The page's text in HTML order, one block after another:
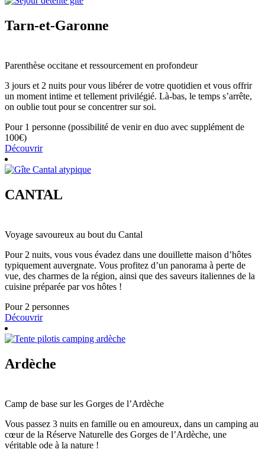
Tarn-et-Garonne
Parenthèse occitane et ressourcement en profondeur
3 jours et 2 nuits pour vous libérer de votre quotidien et vous offrir
un moment intime et tellement privilégié. Là-bas, le temps s’arrête,
on oublie tout pour se concentrer sur soi.
Pour 1 personne (possibilité de venir en duo avec supplément de
100€)
Découvrir
CANTAL
Voyage savoureux au bout du Cantal
Pour 2 nuits, vous vous évadez dans une douillette maison d’hôtes
typiquement auvergnate. Vous profitez d’un panorama à perte de
vue, des charmes de la région, ainsi que des saveurs italiennes de la
cuisine préparée par vos hôtes !
Pour 2 personnes
Découvrir
Ardèche
Camp de base sur les Gorges de l’Ardèche
Vous passez 3 nuits en famille ou en amoureux, dans un camping au
cœur de la Réserve Naturelle des Gorges de l’Ardèche, une
véritable ode à la nature !